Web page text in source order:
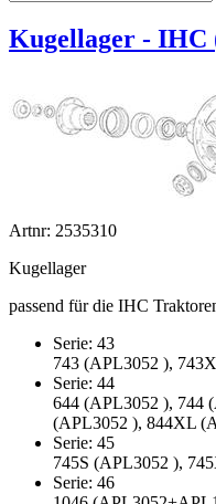
Kugellager - IHC
Artnr: 2535310
Kugellager
passend für die IHC
Serie: 43
743 (APL3052 ),
Serie: 44
644 (APL3052 ), 744
(APL3052 ), 844XL
Serie: 45
745S (APL3052 ),
Serie: 46